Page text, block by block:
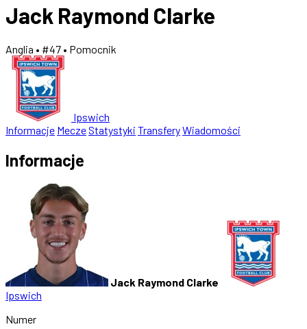
Jack Raymond Clarke
Anglia • #47 • Pomocnik
Ipswich
Informacje MeczeStatystyki TransferyWiadomości
Informacje
Jack Raymond Clarke
Ipswich
Numer